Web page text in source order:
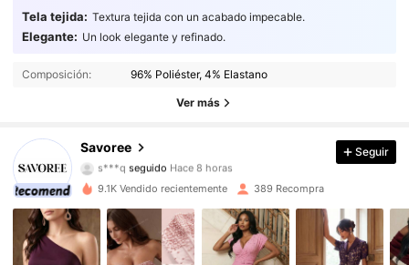
Tela tejida: Textura tejida con un acabado impecable.
Elegante: Un look elegante y refinado.
Composición: 96% Poliéster, 4% Elastano
Ver más
Savoree
5.2K Seguidores
4,69
5.2K Seguidores
4,69 5.2K Seguidores
4,69 5.2K Seguidores
Seguir
9.1K Vendido recientemente 389 Recompra